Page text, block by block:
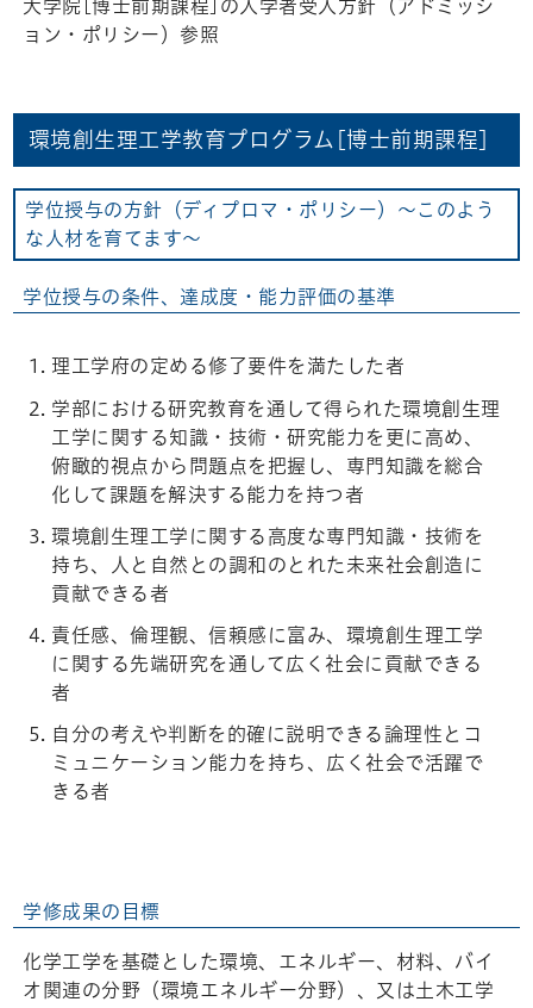
大学院[博士前期課程]の入学者受入方針（アドミッシ
ョン・ポリシー）参照
環境創生理工学教育プログラム[博士前期課程]
学位授与の方針（ディプロマ・ポリシー）～このよう
な人材を育てます～
学位授与の条件、達成度・能力評価の基準
理工学府の定める修了要件を満たした者
学部における研究教育を通して得られた環境創生理
工学に関する知識・技術・研究能力を更に高め、
俯瞰的視点から問題点を把握し、専門知識を総合
化して課題を解決する能力を持つ者
環境創生理工学に関する高度な専門知識・技術を
持ち、人と自然との調和のとれた未来社会創造に
貢献できる者
責任感、倫理観、信頼感に富み、環境創生理工学
に関する先端研究を通して広く社会に貢献できる
者
自分の考えや判断を的確に説明できる論理性とコ
ミュニケーション能力を持ち、広く社会で活躍で
きる者
学修成果の目標
化学工学を基礎とした環境、エネルギー、材料、バイ
オ関連の分野（環境エネルギー分野）、又は土木工学